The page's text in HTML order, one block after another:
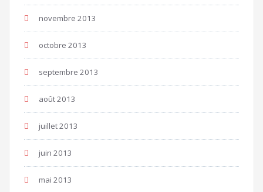
novembre 2013
octobre 2013
septembre 2013
août 2013
juillet 2013
juin 2013
mai 2013